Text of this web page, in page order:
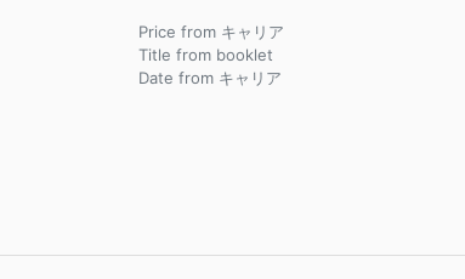
Price from キャリア
Title from booklet
Date from キャリア